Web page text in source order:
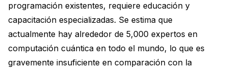
programación existentes, requiere educación y
capacitación especializadas. Se estima que
actualmente hay alrededor de 5,000 expertos en
computación cuántica en todo el mundo, lo que es
gravemente insuficiente en comparación con la